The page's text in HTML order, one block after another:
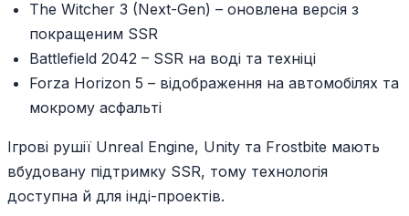
The Witcher 3 (Next-Gen) – оновлена версія з
покращеним SSR
Battlefield 2042 – SSR на воді та техніці
Forza Horizon 5 – відображення на автомобілях та
мокрому асфальті
Ігрові рушії Unreal Engine, Unity та Frostbite мають
вбудовану підтримку SSR, тому технологія
доступна й для інді-проектів.